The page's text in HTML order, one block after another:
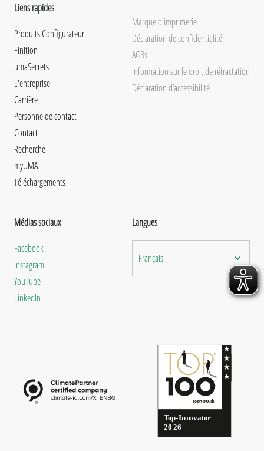
Liens rapides
Produits Configurateur
Finition
umaSecrets
L'entreprise
Carrière
Personne de contact
Contact
Recherche
myUMA
Téléchargements
Marque d'imprimerie
Déclaration de confidentialité
AGBs
Information sur le droit de rétractation
Déclaration d’accessibilité
Médias sociaux
Facebook
Instagram
YouTube
LinkedIn
Langues
Français